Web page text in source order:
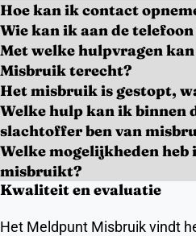
Hoe kan ik contact
Wie kan ik aan de
Met welke hulpvragen
Misbruik terecht?
Het misbruik is gestopt,
Welke hulp kan ik binnen
slachtoffer ben van
Welke mogelijkheden heb
misbruikt?
Kwaliteit en evaluatie
Het Meldpunt Misbruik vindt